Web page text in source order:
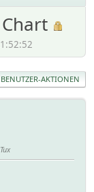
BENUTZER-AKTIONEN